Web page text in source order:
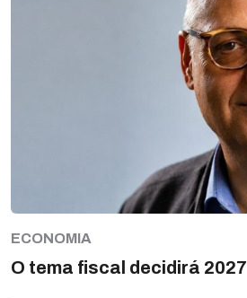
ECONOMIA
O tema fiscal decidirá 2027